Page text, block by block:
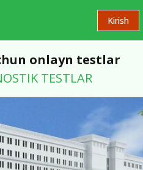
Kirish
onlayn testlar
TESTLAR